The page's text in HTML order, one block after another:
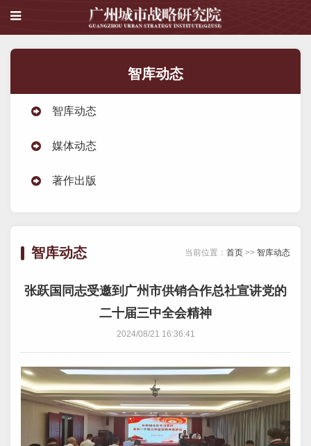
智库动态
智库动态
媒体动态
著作出版
智库动态 当前位置： 首页 >> 智库动态
张跃国同志受邀到广州市供销合作总社宣讲党的
二十届三中全会精神
2024/08/21 16:36:41